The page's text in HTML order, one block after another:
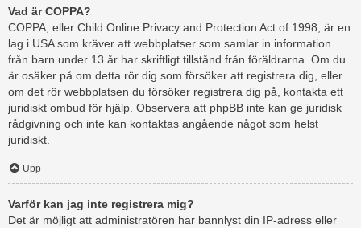
Vad är COPPA?
COPPA, eller Child Online Privacy and Protection Act of 1998, är en
lag i USA som kräver att webbplatser som samlar in information
från barn under 13 år har skriftligt tillstånd från föräldrarna. Om du
är osäker på om detta rör dig som försöker att registrera dig, eller
om det rör webbplatsen du försöker registrera dig på, kontakta ett
juridiskt ombud för hjälp. Observera att phpBB inte kan ge juridisk
rådgivning och inte kan kontaktas angående något som helst
juridiskt.
Upp
Varför kan jag inte registrera mig?
Det är möjligt att administratören har bannlyst din IP-adress eller